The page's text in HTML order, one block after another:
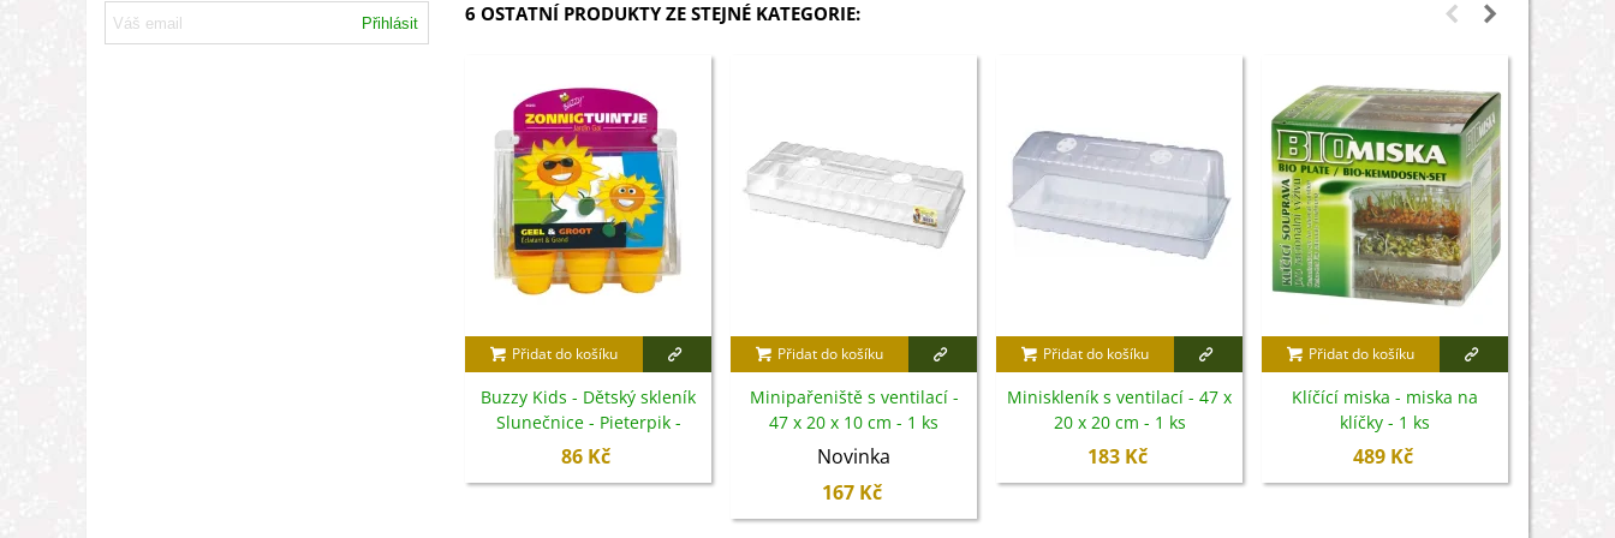
Přihlásit 6 OSTATNÍ PRODUKTY ZE STEJNÉ KATEGORIE:
Přidat do košíku
Buzzy Kids - Dětský skleník
Slunečnice - Pieterpik -
pěstební sada - 1 ks
86 Kč
Přidat do košíku
Minipařeniště s ventilací -
47 x 20 x 10 cm - 1 ks
Novinka
167 Kč
Přidat do košíku
Miniskleník s ventilací - 47 x
20 x 20 cm - 1 ks
183 Kč
Přidat do košíku
Klíčící miska - miska na
klíčky - 1 ks
489 Kč